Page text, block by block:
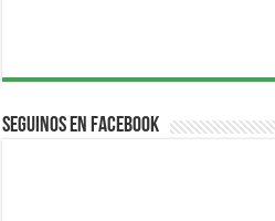
Seguinos en Facebook